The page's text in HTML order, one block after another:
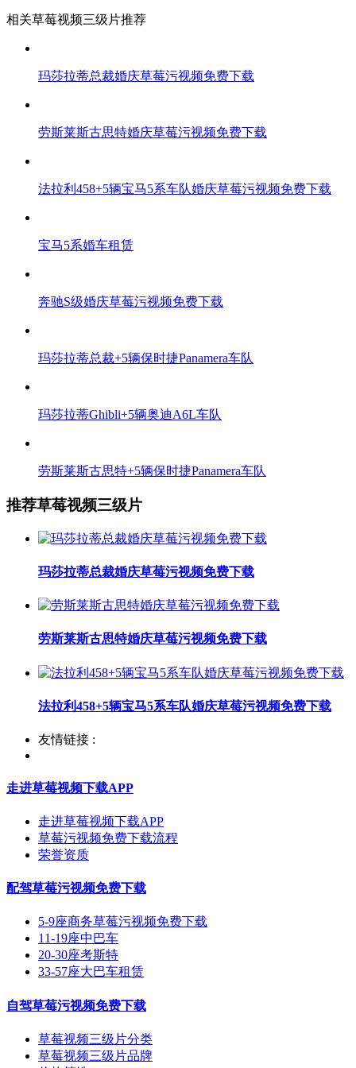
相关草莓视频三级片推荐
玛莎拉蒂总裁婚庆草莓污视频免费下载
劳斯莱斯古思特婚庆草莓污视频免费下载
法拉利458+5辆宝马5系车队婚庆草莓污视频免费下载
宝马5系婚车租赁
奔驰S级婚庆草莓污视频免费下载
玛莎拉蒂总裁+5辆保时捷Panamera车队
玛莎拉蒂Ghibli+5辆奥迪A6L车队
劳斯莱斯古思特+5辆保时捷Panamera车队
推荐草莓视频三级片
玛莎拉蒂总裁婚庆草莓污视频免费下载
劳斯莱斯古思特婚庆草莓污视频免费下载
法拉利458+5辆宝马5系车队婚庆草莓污视频免费下载
友情链接 :
走进草莓视频下载APP
走进草莓视频下载APP
草莓污视频免费下载流程
荣誉资质
配驾草莓污视频免费下载
5-9座商务草莓污视频免费下载
11-19座中巴车
20-30座考斯特
33-57座大巴车租赁
自驾草莓污视频免费下载
草莓视频三级片分类
草莓视频三级片品牌